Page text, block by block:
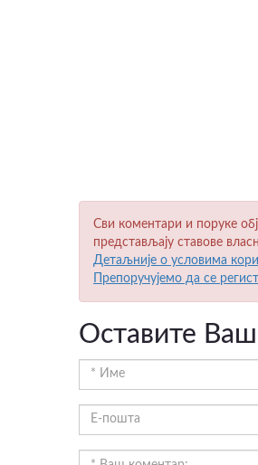
Сви коментари и поруке
представљају ставове
Детаљније о условима
Препоручујемо да се
Оставите